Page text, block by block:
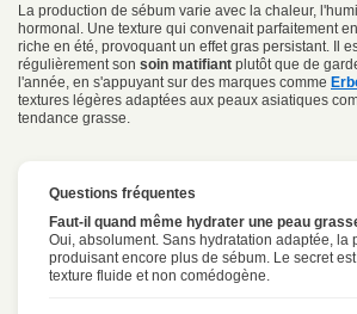
La production de sébum varie avec la chaleur,
hormonal. Une texture qui convenait parfaitement
riche en été, provoquant un effet gras persistant. Il
régulièrement son soin matifiant plutôt que de
l'année, en s'appuyant sur des marques comme
textures légères adaptées aux peaux asiatiques
tendance grasse.
Questions fréquentes
Faut-il quand même hydrater une peau
Oui, absolument. Sans hydratation adaptée, la
produisant encore plus de sébum. Le secret
texture fluide et non comédogène.